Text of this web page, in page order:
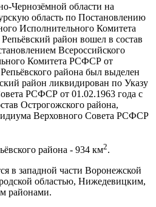
Чернозёмной области на
область по Постановлению
Исполнительного Комитета
район вошел в состав
Всероссийского
Комитета РСФСР от
района был выделен
район ликвидирован по Указу
РСФСР от 01.02.1963 года с
Острогожского района,
Верховного Совета РСФСР
района - 934 км2.
в западной части Воронежской
областью, Нижедевицким,
районами.